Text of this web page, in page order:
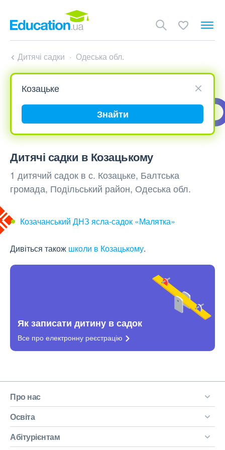
Дитячі садки Одеська обл.
Знайти
Дитячі садки в Козацькому
1 дитячий садок в с. Козацьке, Балтська
громада, Подільський район, Одеська обл.
Козачанський ДНЗ ясла-садок «Малятка»
Дивіться також школи в Козацькому.
Як записати дитину в садок
Все про електронну реєстрацію
Про нас
Освіта
Абітурієнтам